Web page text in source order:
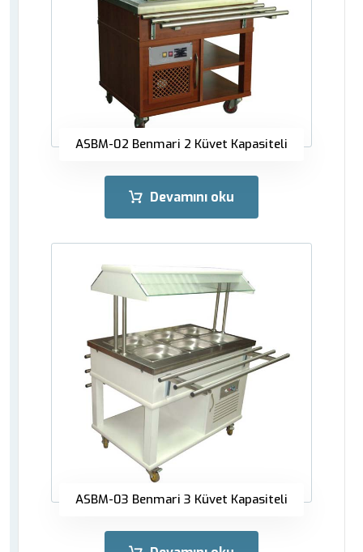
ASBM-02 Benmari 2 Küvet Kapasiteli
Devamını oku
ASBM-03 Benmari 3 Küvet Kapasiteli